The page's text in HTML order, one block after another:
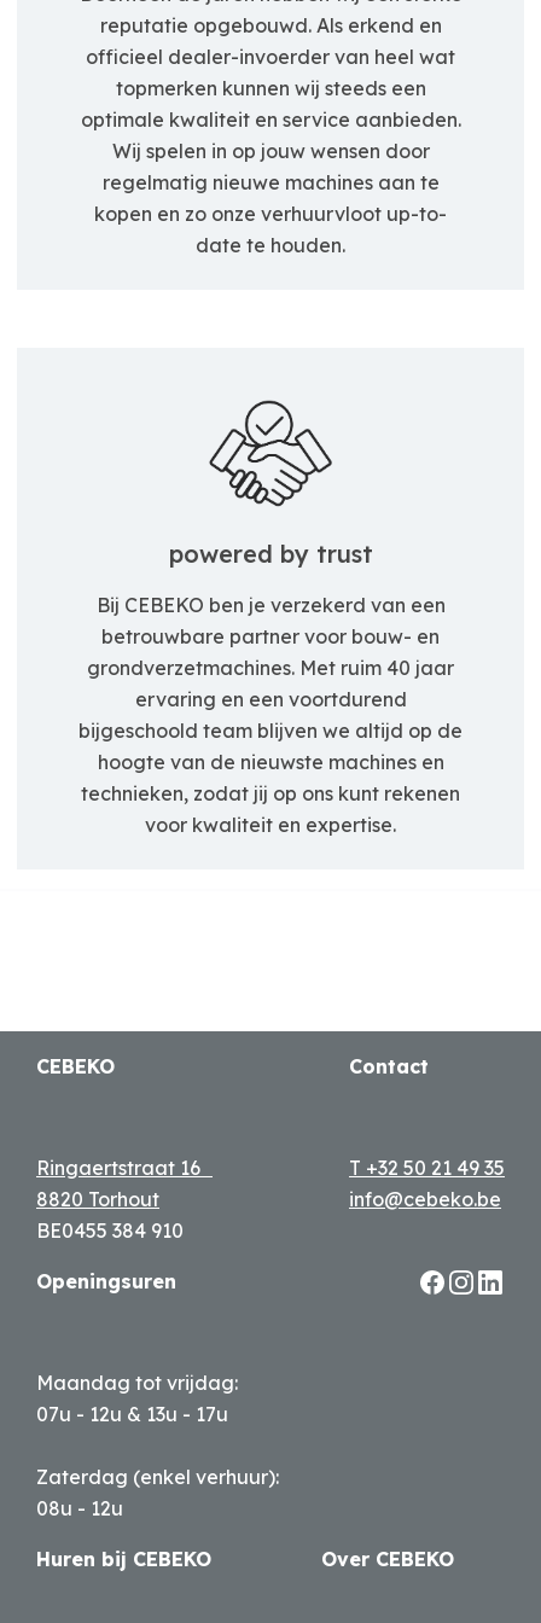
reputatie opgebouwd. Als erkend en
officieel dealer-invoerder van heel wat
topmerken kunnen wij steeds een
optimale kwaliteit en service aanbieden.
Wij spelen in op jouw wensen door
regelmatig nieuwe machines aan te
kopen en zo onze verhuurvloot up-to-
date te houden.
powered by trust
Bij CEBEKO ben je verzekerd van een
betrouwbare partner voor bouw- en
grondverzetmachines. Met ruim 40 jaar
ervaring en een voortdurend
bijgeschoold team blijven we altijd op de
hoogte van de nieuwste machines en
technieken, zodat jij op ons kunt rekenen
voor kwaliteit en expertise.
CEBEKO
Ringaertstraat 16
8820 Torhout
BE0455 384 910
Contact
T +32 50 21 49 35
info@cebeko.be
Openingsuren
Maandag tot vrijdag:
07u - 12u & 13u - 17u
Zaterdag (enkel verhuur):
08u - 12u
Huren bij CEBEKO Over CEBEKO